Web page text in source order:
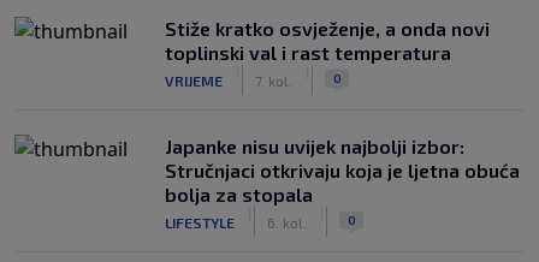
Stiže kratko osvježenje, a onda novi
toplinski val i rast temperatura
VRIJEME 7. kol. 0
Japanke nisu uvijek najbolji izbor:
Stručnjaci otkrivaju koja je ljetna obuća
bolja za stopala
LIFESTYLE 6. kol. 0